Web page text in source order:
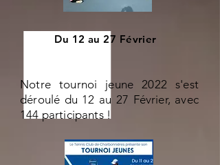
Du 12 au 27 Février
Notre tournoi jeune 2022 s'est
déroulé du 12 au 27 Février, avec
144 participants !